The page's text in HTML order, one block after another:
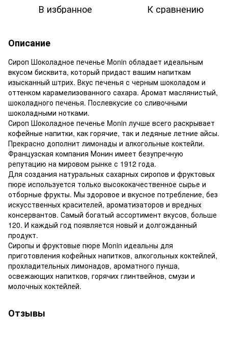
В избранное К сравнению
Описание
Сироп Шоколадное печенье Monin обладает идеальным
вкусом бисквита, который придаст вашим напиткам
изысканный штрих. Вкус печенья с черным шоколадом и
оттенком карамелизованного сахара. Аромат маслянистый,
шоколадного печенья. Послевкусие со сливочными
шоколадными нотками.
Сироп Шоколадное печенье Monin лучше всего раскрывает
кофейные напитки, как горячие, так и ледяные летние айсы.
Прекрасно дополнит лимонады и алкогольные коктейли.
Французская компания Монин имеет безупречную
репутацию на мировом рынке с 1912 года.
Для создания натуральных сахарных сиропов и фруктовых
пюре используется только высококачественное сырье и
отборные фрукты. Мы здоровое и вкусное потребление, без
искусственных красителей, ароматизаторов и вредных
консервантов. Самый богатый ассортимент вкусов, больше
120. И каждый год появляется новый и долгожданный
продукт.
Сиропы и фруктовые пюре Monin идеальны для
приготовления кофейных напитков, алкогольных коктейлей,
прохладительных лимонадов, ароматного пунша,
освежающих напитков, горячих глинтвейнов, смузи и
молочных коктейлей.
Отзывы